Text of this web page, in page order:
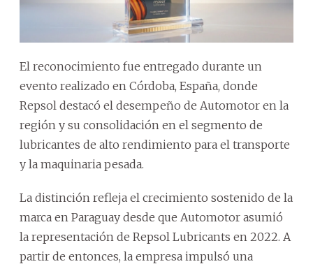
El reconocimiento fue entregado durante un
evento realizado en Córdoba, España, donde
Repsol destacó el desempeño de Automotor en la
región y su consolidación en el segmento de
lubricantes de alto rendimiento para el transporte
y la maquinaria pesada.
La distinción refleja el crecimiento sostenido de la
marca en Paraguay desde que Automotor asumió
la representación de Repsol Lubricants en 2022. A
partir de entonces, la empresa impulsó una